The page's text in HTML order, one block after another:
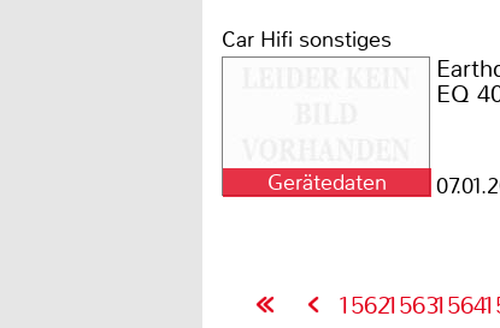
Car Hifi sonstiges
Gerätedaten
EQ
156215631564